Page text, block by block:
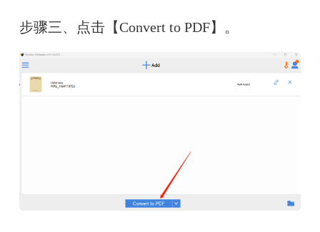
步骤三、点击【Convert to PDF】。